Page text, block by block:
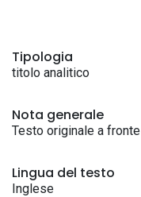
Tipologia
titolo analitico
Nota generale
Testo originale a fronte
Lingua del testo
Inglese